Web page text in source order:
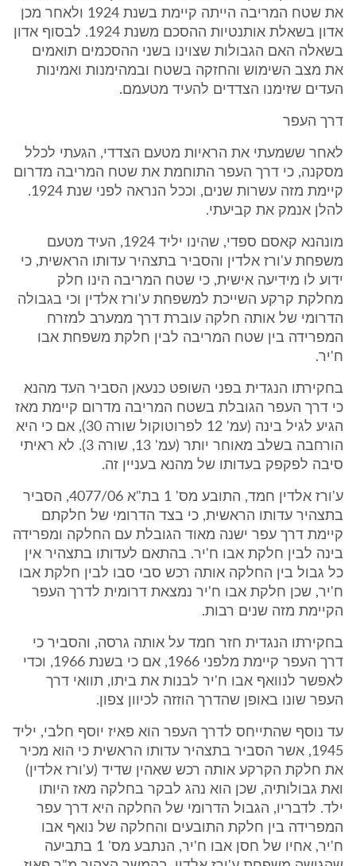
את שטח המריבה הייתה קיימת בשנת 1924 ולאחר מכן
אדון בשאלת אותנטיות ההסכם משנת 1924. לבסוף אדון
בשאלה האם הגבולות שצוינו בשני ההסכמים תואמים
את מצב השימוש והחזקה בשטח ובמהימנות ואמינות
העדים שזימנו הצדדים להעיד מטעמם.
דרך העפר
לאחר ששמעתי את הראיות מטעם הצדדי, הגעתי לכלל
מסקנה, כי דרך העפר התוחמת את שטח המריבה מדרום
קיימת מזה עשרות שנים, וככל הנראה לפני שנת 1924.
להלן אנמק את קביעתי.
מונהנא קאסם ספדי, שהינו יליד 1924, העיד מטעם
משפחת ע'ורז אלדין והסביר בתצהיר עדותו הראשית, כי
ידוע לו מידיעה אישית, כי שטח המריבה הינו חלק
מחלקת קרקע השייכת למשפחת ע'ורז אלדין וכי בגבולה
הדרומי של אותה חלקה עוברת דרך ממערב למזרח
המפרידה בין שטח המריבה לבין חלקת משפחת אבו
ח'יר.
בחקירתו הנגדית בפני השופט כנעאן הסביר העד מהנא
כי דרך העפר הגובלת בשטח המריבה מדרום קיימת מאז
הגיע לגיל בינה (עמ' 12 לפרוטוקול שורה 30), אם כי היא
הורחבה בשלב מאוחר יותר (עמ' 13, שורה 3). לא ראיתי
סיבה לפקפק בעדותו של מהנא בעניין זה.
ע'ורז אלדין חמד, התובע מס' 1 בת"א 4077/06, הסביר
בתצהיר עדותו הראשית, כי בצד הדרומי של חלקתם
קיימת דרך עפר ישנה מאוד הגובלת עם החלקה ומפרידה
בינה לבין חלקת אבו ח'יר. בהתאם לעדותו בתצהיר אין
כל גבול בין החלקה אותה רכש סבי סבו לבין חלקת אבו
ח'יר, שכן חלקת אבו ח'יר נמצאת דרומית לדרך העפר
הקיימת מזה שנים רבות.
בחקירתו הנגדית חזר חמד על אותה גרסה, והסביר כי
דרך העפר קיימת מלפני 1966, אם כי בשנת 1966, וכדי
לאפשר לנוואף אבו ח'יר לבנות את ביתו, תוואי דרך
העפר שונו באופן שהדרך הוזזה לכיוון צפון.
עד נוסף שהתייחס לדרך העפר הוא פאיז יוסף חלבי, יליד
1945, אשר הסביר בתצהיר עדותו הראשית כי הוא מכיר
את חלקת הקרקע אותה רכש שאהין שדיד (ע'ורז אלדין)
ואת גבולותיה, שכן הוא נהג לבקר בחלקה מאז היותו
ילד. לדבריו, הגבול הדרומי של החלקה היא דרך עפר
המפרידה בין חלקת התובעים והחלקה של נואף אבו
ח'יר, אחיו של חסן אבו ח'יר, הנתבע מס' 1 בתביעה